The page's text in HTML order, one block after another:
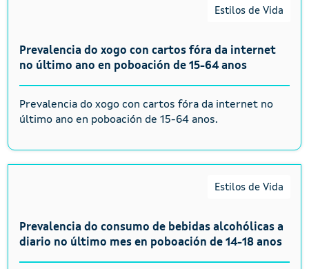
Estilos de Vida
Prevalencia do xogo con cartos fóra da internet
no último ano en poboación de 15-64 anos
Prevalencia do xogo con cartos fóra da internet no
último ano en poboación de 15-64 anos.
Estilos de Vida
Prevalencia do consumo de bebidas alcohólicas a
diario no último mes en poboación de 14-18 anos